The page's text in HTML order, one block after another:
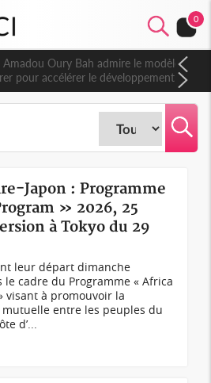
0
Oury Bah admire le modèle
pour accélérer le développement
Japon : Programme
» 2026, 25
à Tokyo du 29
leur départ dimanche
le cadre du Programme « Africa
visant à promouvoir la
entre les peuples du
d’...